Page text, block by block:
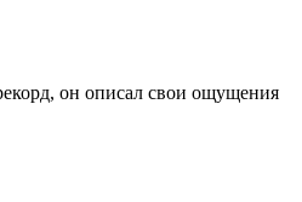
он описал свои ощущения